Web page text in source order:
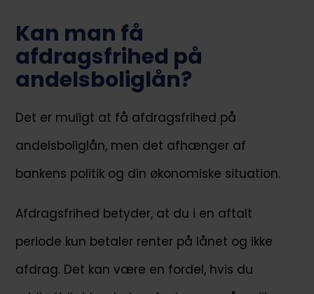
Kan man få
afdragsfrihed på
andelsboliglån?
​​Det er muligt at få afdragsfrihed på
andelsboliglån, men det afhænger af
bankens politik og din økonomiske situation.
Afdragsfrihed betyder, at du i en aftalt
periode kun betaler renter på lånet og ikke
afdrag. Det kan være en fordel, hvis du